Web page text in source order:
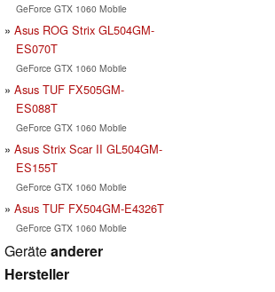
GeForce GTX 1060 Mobile
Asus ROG Strix GL504GM-
ES070T
GeForce GTX 1060 Mobile
Asus TUF FX505GM-
ES088T
GeForce GTX 1060 Mobile
Asus Strix Scar II GL504GM-
ES155T
GeForce GTX 1060 Mobile
Asus TUF FX504GM-E4326T
GeForce GTX 1060 Mobile
Geräteanderer
Hersteller